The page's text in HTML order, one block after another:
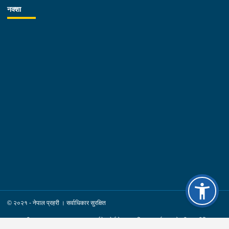
का.म.न.पा. वडा नं.२१ । पीडित संख्या :- ३ जना ।३. नाम थर :-
कमल श्रेष्ठ उमेर :- ३४ वर्ष स्थायी वतन :- जिल्ला चितवन
नक्शा
© २०२१ - नेपाल प्रहरी । सर्वाधिकार सुरक्षित
साइट सूची पृष्ठ भ्रमण: २८२९८ ईमेल हेर्नुहोस् नियम र सर्त
गोपनीयता नीति